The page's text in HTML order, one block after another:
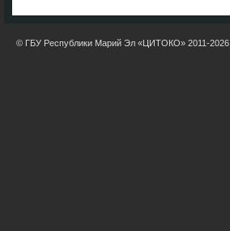
© ГБУ Республики Марий Эл «ЦИТОКО» 2011-2026